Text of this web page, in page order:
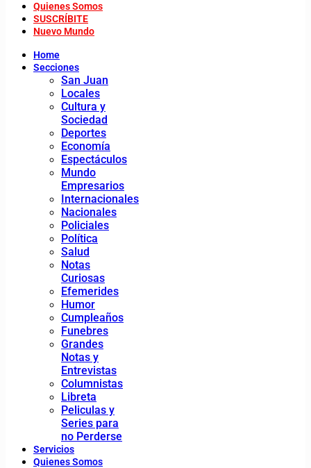
Quienes Somos
SUSCRÍBITE
Nuevo Mundo
Home
Secciones
San Juan
Locales
Cultura y
Sociedad
Deportes
Economía
Espectáculos
Mundo
Empresarios
Internacionales
Nacionales
Policiales
Política
Salud
Notas
Curiosas
Efemerides
Humor
Cumpleaños
Funebres
Grandes
Notas y
Entrevistas
Columnistas
Libreta
Peliculas y
Series para
no Perderse
Servicios
Quienes Somos